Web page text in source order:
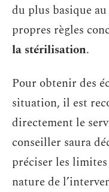
du plus basique
propres règles
la stérilisation.
Pour obtenir des
situation, il est
directement le
conseiller saura
préciser les limites
nature de